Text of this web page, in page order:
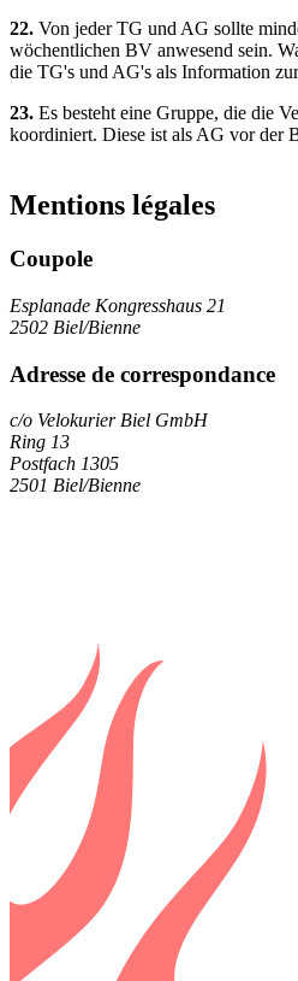
22. Von jeder TG und AG sollte
wöchentlichen BV anwesend sein.
die TG's und AG's als Information
23. Es besteht eine Gruppe, die die
koordiniert. Diese ist als AG vor der
Mentions légales
Coupole
Esplanade Kongresshaus 21
2502 Biel/Bienne
Adresse de correspondance
c/o Velokurier Biel GmbH
Ring 13
Postfach 1305
2501 Biel/Bienne